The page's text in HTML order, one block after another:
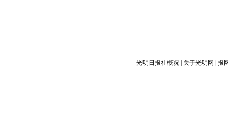
光明日报社概况 关于光明网 报